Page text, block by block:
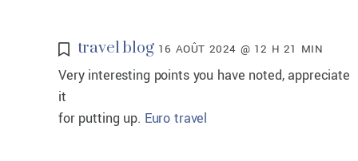
travel blog 16 AOÛT 2024 @ 12 H 21 MIN
Very interesting points you have noted, appreciate
it
for putting up. Euro travel